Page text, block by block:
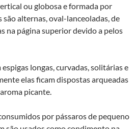
ou globosa e formada por
são alternas, oval-lanceoladas, de
na página superior devido a pelos
longas, curvadas, solitárias e
elas ficam dispostas arqueadas
picante.
por pássaros de pequeno